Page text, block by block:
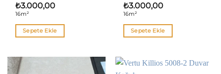
₺3.000,00
16m²
Sepete Ekle
₺3.000,00
16m²
Sepete Ekle